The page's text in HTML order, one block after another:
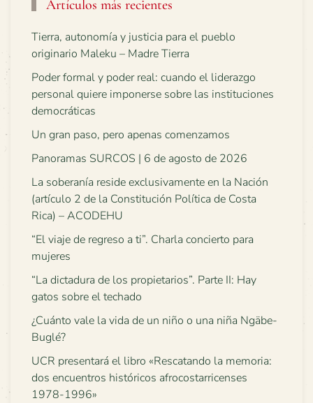
Artículos más recientes
Tierra, autonomía y justicia para el pueblo
originario Maleku – Madre Tierra
Poder formal y poder real: cuando el liderazgo
personal quiere imponerse sobre las instituciones
democráticas
Un gran paso, pero apenas comenzamos
Panoramas SURCOS | 6 de agosto de 2026
La soberanía reside exclusivamente en la Nación
(artículo 2 de la Constitución Política de Costa
Rica) – ACODEHU
“El viaje de regreso a ti”. Charla concierto para
mujeres
“La dictadura de los propietarios”. Parte II: Hay
gatos sobre el techado
¿Cuánto vale la vida de un niño o una niña Ngäbe-
Buglé?
UCR presentará el libro «Rescatando la memoria:
dos encuentros históricos afrocostarricenses
1978-1996»